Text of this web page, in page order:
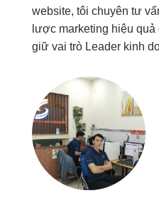
website, tôi chuyên tư
lược marketing hiệu
giữ vai trò Leader kinh